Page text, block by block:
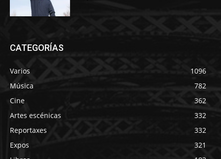
CATEGORÍAS
Varios
1096
Música
782
Cine
362
Artes escénicas
332
Reportaxes
332
Expos
321